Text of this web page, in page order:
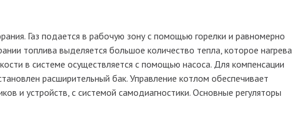
Газ подается в рабочую зону с помощью горелки и равномерно
топлива выделяется большое количество тепла, которое
в системе осуществляется с помощью насоса. Для компенсации
расширительный бак. Управление котлом обеспечивает
и устройств, с системой самодиагностики. Основные регуляторы